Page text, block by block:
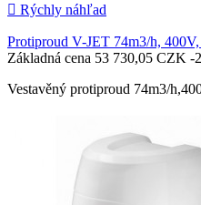
 Rýchly náhľad
Protiproud V-JET 74m3/h,
Základná cena 53 730,05 CZK -
Vestavěný protiproud 74m3/
Pridať do košíka